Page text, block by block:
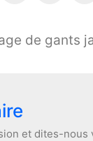
de gants
et dites-nous